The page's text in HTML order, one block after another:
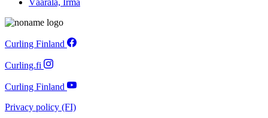
Väärälä, Irma
Curling Finland
Curling.fi
Curling Finland
Privacy policy (FI)